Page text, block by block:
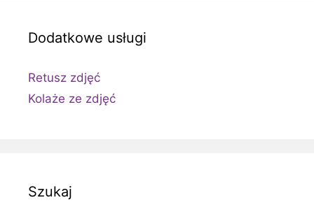
Dodatkowe usługi
Retusz zdjęć
Kolaże ze zdjęć
Szukaj